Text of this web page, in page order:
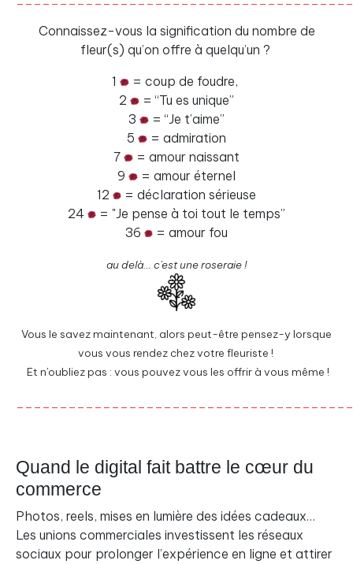
Connaissez-vous la signification du nombre de
fleur(s) qu’on offre à quelqu’un ?
1 = coup de foudre,
2 = “Tu es unique”
3 = “Je t’aime”
5 = admiration
7 = amour naissant
9 = amour éternel
12
= déclaration sérieuse
24
= "Je pense à toi tout le temps”
36
= amour fou
au delà… c'est une roseraie !
Vous le savez maintenant, alors peut-être pensez-y lorsque
vous vous rendez chez votre fleuriste !
Et n'oubliez pas : vous pouvez vous les offrir à vous même !
Quand le digital fait battre le cœur du
commerce
Photos, reels, mises en lumière des idées cadeaux…
Les unions commerciales investissent les réseaux
sociaux pour prolonger l’expérience en ligne et attirer